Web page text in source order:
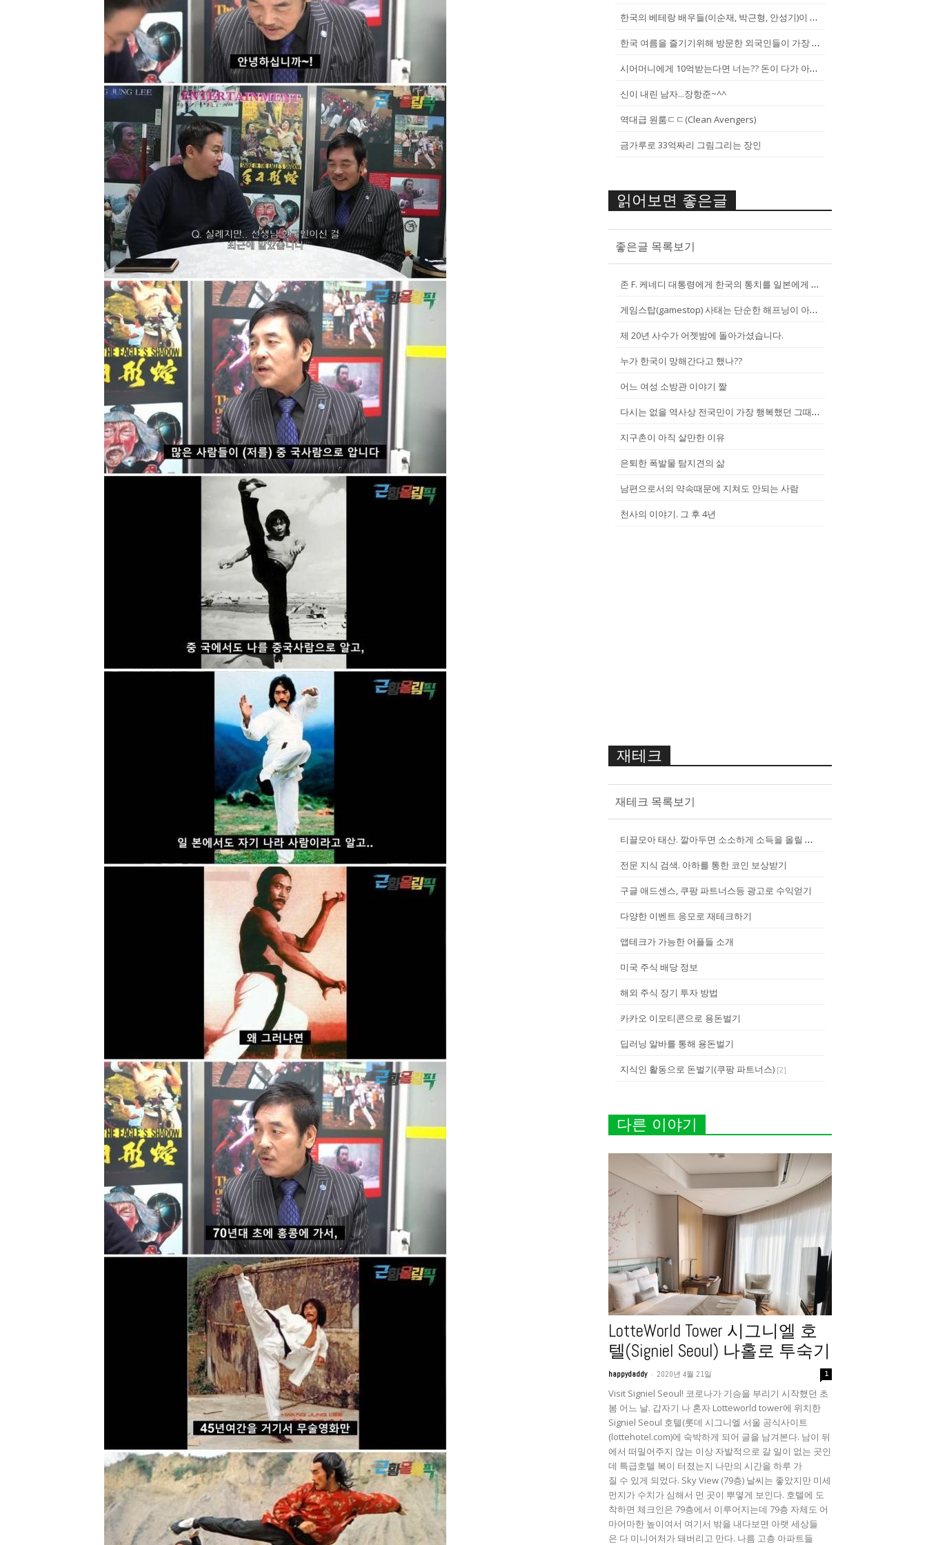
한국의 베테랑 배우들(이순재, 박근형, 안성기)이 말하는 젊은 배우들
한국 여름을 즐기기위해 방문한 외국인들이 가장 신기하게 느끼는 것(암내가...
시어머니에게 10억받는다면 너는?? 돈이 다가 아냐~날 성장 시켜줄 남자...
신이 내린 남자...장항준~^^
역대급 원룸ㄷㄷ(Clean Avengers)
금가루로 33억짜리 그림그리는 장인
읽어보면 좋은글
좋은글 목록보기
존 F. 케네디 대통령에게 한국의 통치를 일본에게 넘기는걸 반대한 펄벅 ...
게임스탑(gamestop) 사태는 단순한 해프닝이 아니다.
제 20년 사수가 어젯밤에 돌아가셨습니다.
누가 한국이 망해간다고 했나??
어느 여성 소방관 이야기 짤
다시는 없을 역사상 전국민이 가장 행복했던 그때.(2002년...한일월드...
지구촌이 아직 살만한 이유
은퇴한 폭발물 탐지견의 삶
남편으로서의 약속때문에 지쳐도 안되는 사람
천사의 이야기. 그 후 4년
재테크
재테크 목록보기
티끌모아 태산. 깔아두면 소소하게 소득을 올릴 수 있는 앱
전문 지식 검색. 아하를 통한 코인 보상받기
구글 애드센스, 쿠팡 파트너스등 광고로 수익얻기
다양한 이벤트 응모로 재테크하기
앱테크가 가능한 어플들 소개
미국 주식 배당 정보
해외 주식 장기 투자 방법
카카오 이모티콘으로 용돈벌기
딥러닝 알바를 통해 용돈벌기
지식인 활동으로 돈벌기(쿠팡 파트너스) [2]
다른 이야기
LotteWorld Tower 시그니엘 호
텔(Signiel Seoul) 나홀로 투숙기
happydaddy - 2020년 4월 21일 1
Visit Signiel Seoul! 코로나가 기승을 부리기 시작했던 초
봄 어느 날. 갑자기 나 혼자 Lotteworld tower에 위치한
Signiel Seoul 호텔(롯데 시그니엘 서울 공식사이트
(lottehotel.com)에 숙박하게 되어 글을 남겨본다. 남이 뒤
에서 떠밀어주지 않는 이상 자발적으로 갈 일이 없는 곳인
데 특급호텔 복이 터졌는지 나만의 시간을 하루 가
질 수 있게 되었다. Sky View (79층) 날씨는 좋았지만 미세
먼지가 수치가 심해서 먼 곳이 뿌옇게 보인다. 호텔에 도
착하면 체크인은 79층에서 이루어지는데 79층 자체도 어
마어마한 높이여서 여기서 밖을 내다보면 아랫 세상들
은 다 미니어처가 돼버리고 만다. 나름 고층 아파트들